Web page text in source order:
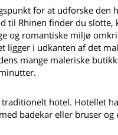
for at udforske den
til Rhinen finder du
og romantiske miljø
ligger i udkanten af det
mange maleriske
hotel. Hotellet
badekar eller bruser